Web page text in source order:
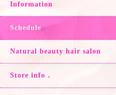
Information
Schedule
Natural beauty hair salon
Store info．